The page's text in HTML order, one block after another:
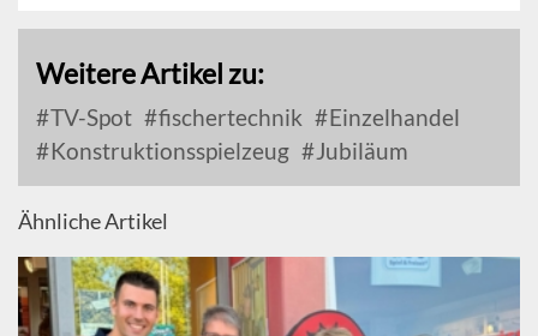
Weitere Artikel zu:
TV-Spot fischertechnik
Einzelhandel
Konstruktionsspielzeug
Jubiläum
Ähnliche Artikel